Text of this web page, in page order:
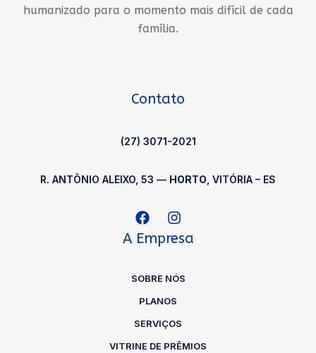
humanizado para o momento mais difícil de cada
família.
A Empresa
SOBRE NÓS
PLANOS
SERVIÇOS
VITRINE DE PRÊMIOS
Contato
(27) 3071-2021
R. ANTÔNIO ALEIXO, 53 — HORTO , VITÓRIA – ES